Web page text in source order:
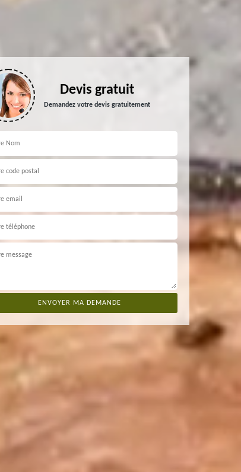
Devis gratuit
Demandez votre devis gratuitement